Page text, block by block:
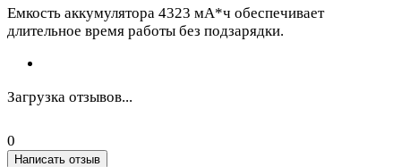
Емкость аккумулятора 4323 мА*ч обеспечивает
длительное время работы без подзарядки.
Загрузка отзывов...
0
Написать отзыв